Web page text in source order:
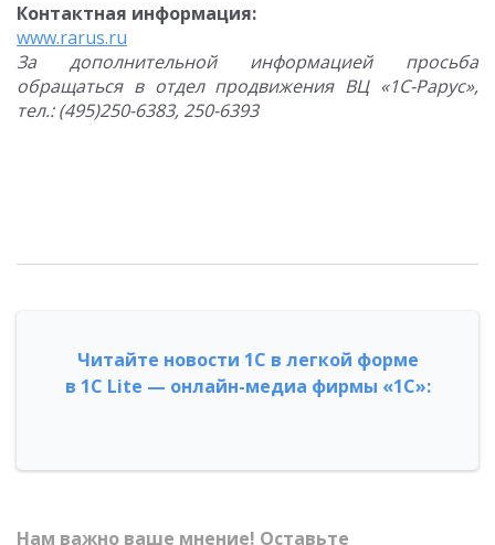
Контактная информация:
www.rarus.ru
За дополнительной информацией просьба
обращаться в отдел продвижения ВЦ «1С-Рарус»,
тел.: (495)250-6383, 250-6393
Читайте новости 1С в легкой форме
в 1С Lite — онлайн-медиа фирмы «1С»:
Нам важно ваше мнение! Оставьте